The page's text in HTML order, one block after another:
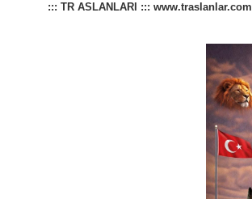
::: TR ASLANLARI ::: www.traslanlar.com